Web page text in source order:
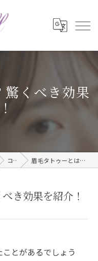
驚くべき効果
コラム 眉毛タトゥーとは？驚くべき効果を紹介！
き効果を紹介！
とがあるでしょう